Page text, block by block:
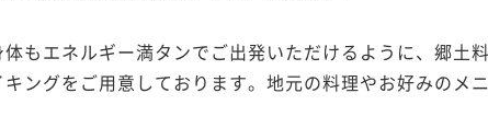
もエネルギー満タンでご出発いただけるように、郷土
ングをご用意しております。地元の料理やお好みのメ